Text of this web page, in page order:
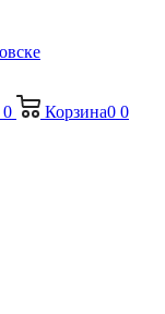
0 Корзина0 0